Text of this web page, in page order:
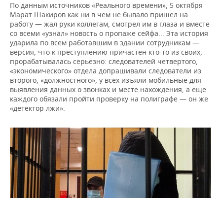
По данным источников «Реального времени», 5 октября
Марат Шакиров как ни в чем не бывало пришел на
работу — жал руки коллегам, смотрел им в глаза и вместе
со всеми «узнал» новость о пропаже сейфа... Эта история
ударила по всем работавшим в здании сотрудникам —
версия, что к преступлению причастен кто-то из своих,
прорабатывалась серьезно: следователей четвертого,
«экономического» отдела допрашивали следователи из
второго, «должностного», у всех изъяли мобильные для
выявления данных о звонках и месте нахождения, а еще
каждого обязали пройти проверку на полиграфе — он же
«детектор лжи».